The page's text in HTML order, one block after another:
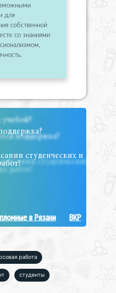
для
собственной
со знаниями
студенческих и
в Рязани ВКР
работа
студенты